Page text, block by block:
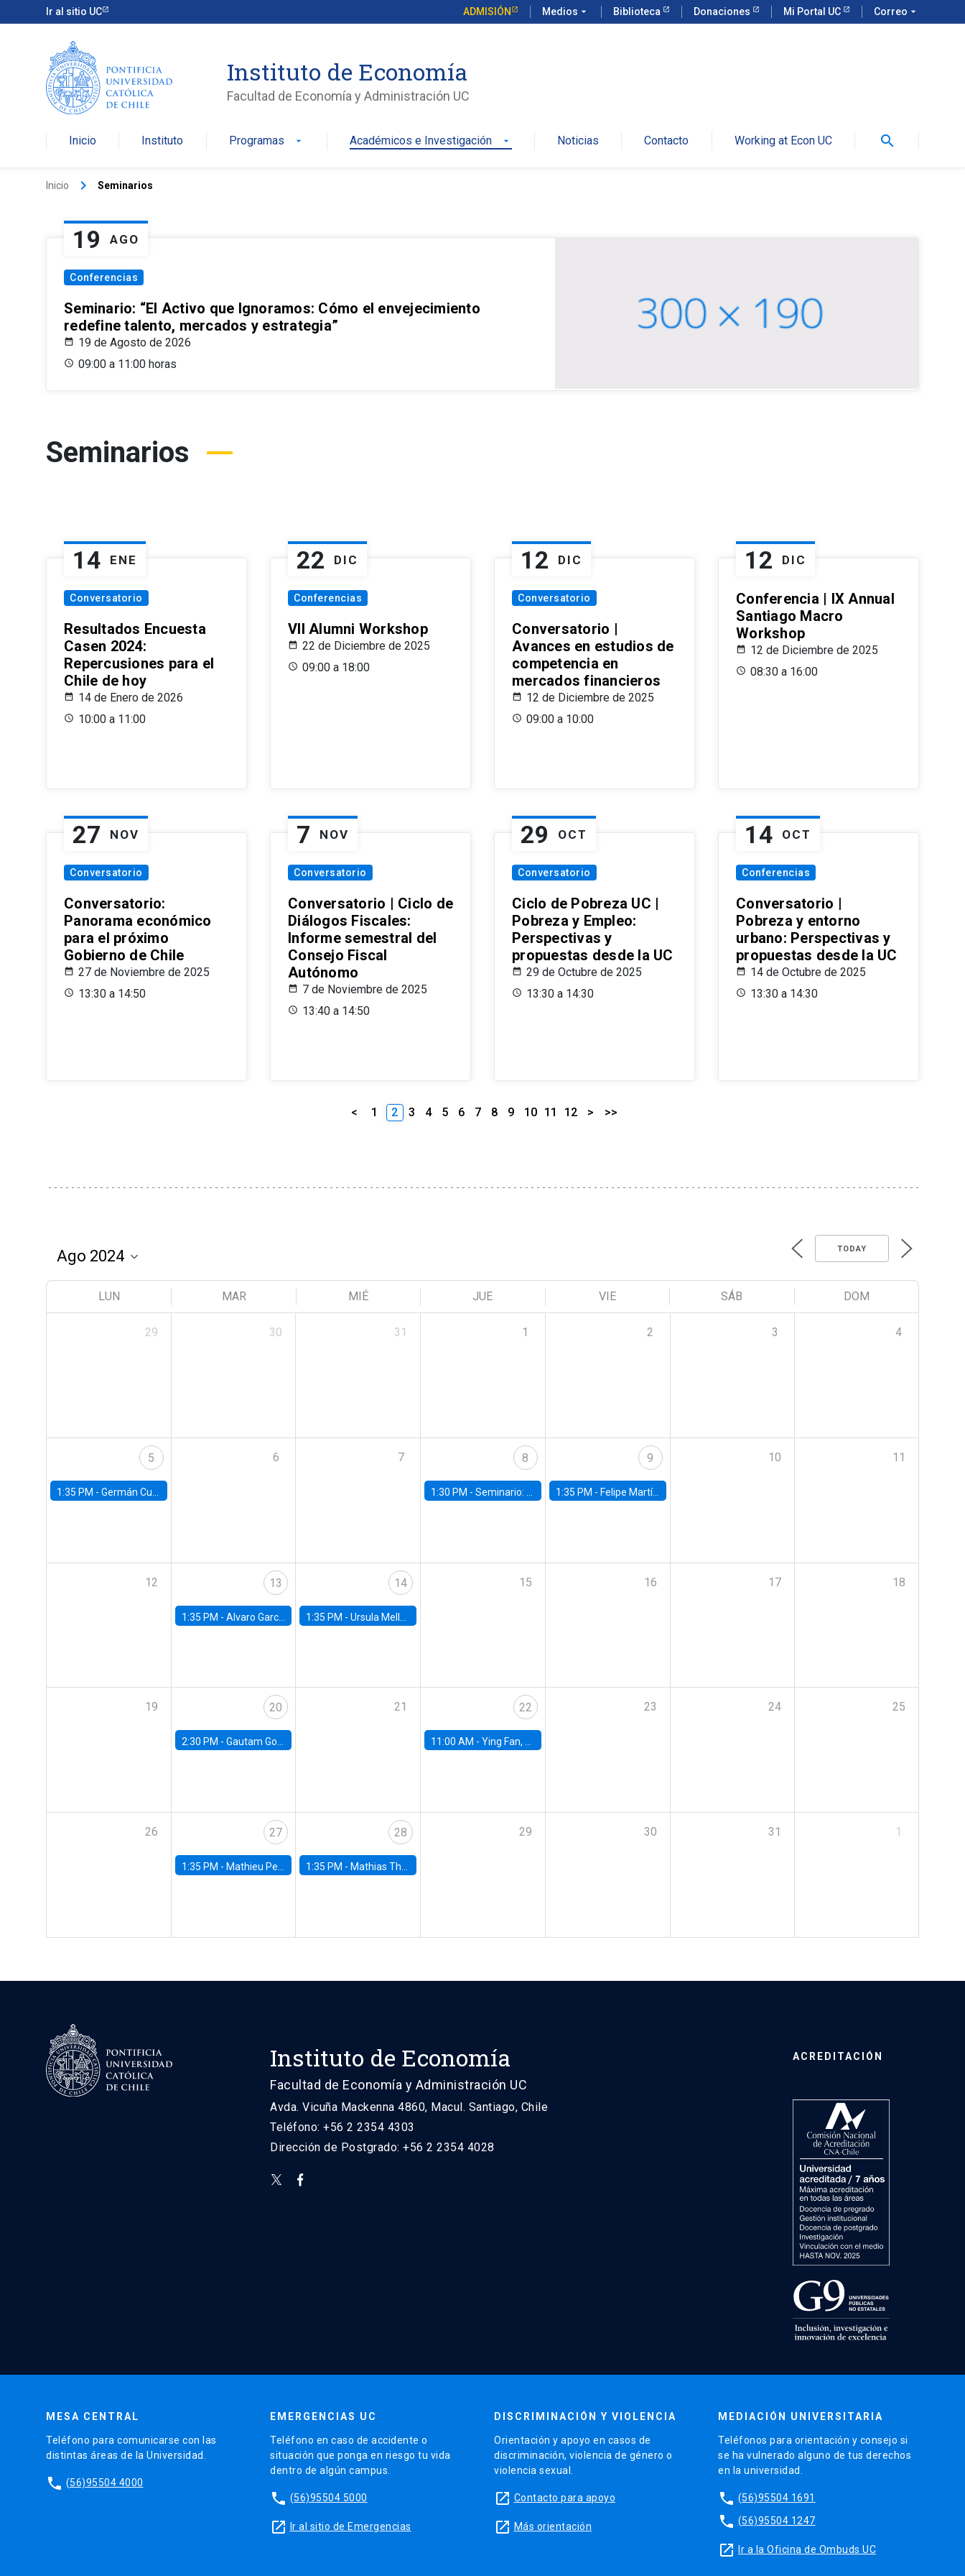
Ir al sitio UC ADMISIÓN Medios arrow_drop_down Biblioteca Donaciones Mi Portal UC Correo arrow_drop_down
Instituto de Economía
Facultad de Economía y Administración UC
Inicio Instituto Programas arrow_drop_down Académicos e Investigación arrow_drop_down Noticias Contacto Working at Econ UC search
Inicio keyboard_arrow_right Seminarios
19 AGO
Conferencias
Seminario: “El Activo que Ignoramos: Cómo el envejecimiento
redefine talento, mercados y estrategia”
19 de Agosto de 2026
09:00 a 11:00 horas
Seminarios
14 ENE
Conversatorio
Resultados Encuesta
Casen 2024:
Repercusiones para el
Chile de hoy
14 de Enero de 2026
10:00 a 11:00
22 DIC
Conferencias
VII Alumni Workshop
22 de Diciembre de 2025
09:00 a 18:00
12 DIC
Conversatorio
Conversatorio |
Avances en estudios de
competencia en
mercados financieros
12 de Diciembre de 2025
09:00 a 10:00
12 DIC
Conferencia | IX Annual
Santiago Macro
Workshop
12 de Diciembre de 2025
08:30 a 16:00
27 NOV
Conversatorio
Conversatorio:
Panorama económico
para el próximo
Gobierno de Chile
27 de Noviembre de 2025
13:30 a 14:50
7 NOV
Conversatorio
Conversatorio | Ciclo de
Diálogos Fiscales:
Informe semestral del
Consejo Fiscal
Autónomo
7 de Noviembre de 2025
13:40 a 14:50
29 OCT
Conversatorio
Ciclo de Pobreza UC |
Pobreza y Empleo:
Perspectivas y
propuestas desde la UC
29 de Octubre de 2025
13:30 a 14:30
14 OCT
Conferencias
Conversatorio |
Pobreza y entorno
urbano: Perspectivas y
propuestas desde la UC
14 de Octubre de 2025
13:30 a 14:30
< 1 2 3 4 5 6 7 8 9 10 11 12 > >>
TODAY
LUN MAR MIÉ JUE VIE SÁB DOM
29 30 31 1 2 3 4
5
1:35 PM - Germán Cubas, University of Houston
6 7 8
1:30 PM -Seminario: “Recuperando la humanidad para progresar en la era de la IA»
9
1:35 PM - Felipe Martínez, alumno Doctorado en Economía UC
10 11
12 13
1:35 PM - Alvaro Garcia-Marin, Universidad de Los Andes
14
1:35 PM -Ursula Mello, Insper - Institute of Education and Research
15 16 17 18
19 20
2:30 PM - Gautam Gowrisankaran, Columbia University
21 22
11:00 AM -Ying Fan, University of Michigan
23 24 25
26 27
1:35 PM - Mathieu Pedemonte, IDB
28
1:35 PM - Mathias Thoenig, University of Lausanne
29 30 31 1
Instituto de Economía
Facultad de Economía y Administración UC
Avda. Vicuña Mackenna 4860, Macul. Santiago, Chile
Teléfono: +56 2 2354 4303
Dirección de Postgrado: +56 2 2354 4028
ACREDITACIÓN
MESA CENTRAL
Teléfono para comunicarse con las
distintas áreas de la Universidad.
phone (56)95504 4000
EMERGENCIAS UC
Teléfono en caso de accidente o
situación que ponga en riesgo tu vida
dentro de algún campus.
phone (56)95504 5000
launch Ir al sitio de Emergencias
DISCRIMINACIÓN Y VIOLENCIA
Orientación y apoyo en casos de
discriminación, violencia de género o
violencia sexual.
launch Contacto para apoyo
launch Más orientación
MEDIACIÓN UNIVERSITARIA
Teléfonos para orientación y consejo si
se ha vulnerado alguno de tus derechos
en la universidad.
phone (56)95504 1691
phone (56)95504 1247
launch Ir a la Oficina de Ombuds UC